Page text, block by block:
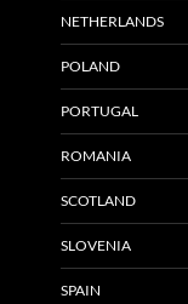
NETHERLANDS
POLAND
PORTUGAL
ROMANIA
SCOTLAND
SLOVENIA
SPAIN